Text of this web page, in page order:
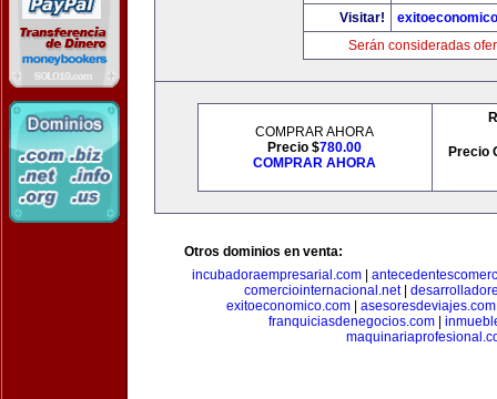
Visitar!
Serán consideradas
COMPRAR AHORA
Precio $780.00
COMPRAR AHORA
Precio
Otros dominios en venta:
incubadoraempresarial.com
comerciointernacional.net|
exitoeconomico.com| asesoresdeviajes.com
franquiciasdenegocios.com|